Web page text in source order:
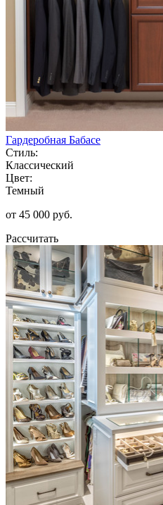
Гардеробная Бабасе
Стиль:
Классический
Цвет:
Темный
от 45 000 руб.
Рассчитать